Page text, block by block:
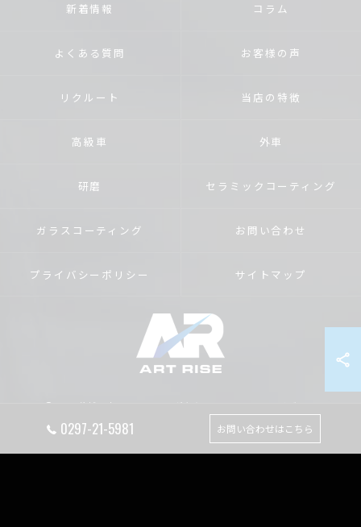
0297-21-5981 お問い合わせはこちら
新着情報 コラム
よくある質問 お客様の声
リクルート 当店の特徴
高級車 外車
研磨 セラミックコーティング
ガラスコーティング お問い合わせ
プライバシーポリシー サイトマップ
© 2026 茨城のカーコーティングならART RISE アートライズ ALL RIGHTS